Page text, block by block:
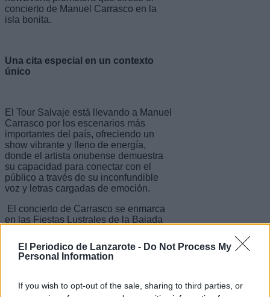
El Periodico de Lanzarote - Do Not Process My
Personal Information
If you wish to opt-out of the sale, sharing to third parties, or
concierto de Manuel Carrasco en la
isla bonita.
Una cita especial en un contexto
único
El Tour Salvaje está llevando a Manuel
Carrasco por los escenarios más
importantes del país, ofreciendo un
show vibrante y lleno de energía,
donde el artista onubense demuestra
su capacidad para conectar con el
público a través de su inconfundible
voz y letras cargadas de emoción.
El concierto de Carrasco se enmarca
en las Fiestas Lustrales de la Bajada
celebran cada cinco años y son un
símbolo de la identidad cultural y
religiosa de La Palma. Durante estas
isla desciende desde su santuario en